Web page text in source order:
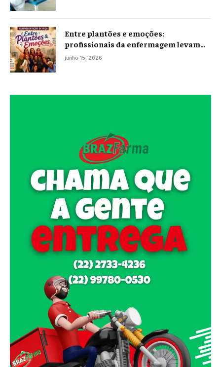
Entre plantões e emoções:
profissionais da enfermagem levam
histórias reais ao palco em Campos
junho 15, 2026